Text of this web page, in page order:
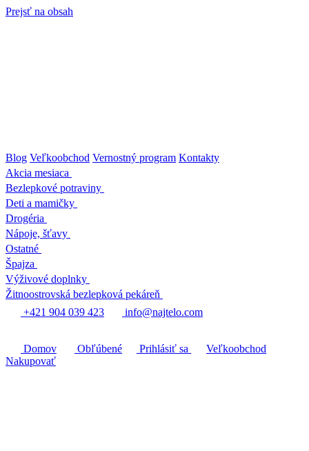
Prejsť na obsah
Blog Veľkoobchod Vernostný program Kontakty
Akcia mesiaca
Bezlepkové potraviny
Deti a mamičky
Drogéria
Nápoje, šťavy
Ostatné
Špajza
Výživové doplnky
Žitnoostrovská bezlepková pekáreň
+421 904 039 423
info@najtelo.com
Domov Obľúbené Prihlásiť sa
Veľkoobchod
Nakupovať